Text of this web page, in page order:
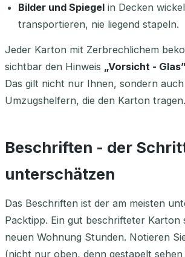
Bilder und Spiegel in Decken
transportieren, nie liegend stapeln.
Jeder Karton mit Zerbrechlichem
sichtbar den Hinweis „Vorsicht - Glas”
Das gilt nicht nur Ihnen, sondern
Umzugshelfern, die den Karton tragen.
Beschriften - der
unterschätzen
Das Beschriften ist der am meisten
Packtipp. Ein gut beschrifteter Karton
neuen Wohnung Stunden. Notieren
(nicht nur oben, denn gestapelt sehen